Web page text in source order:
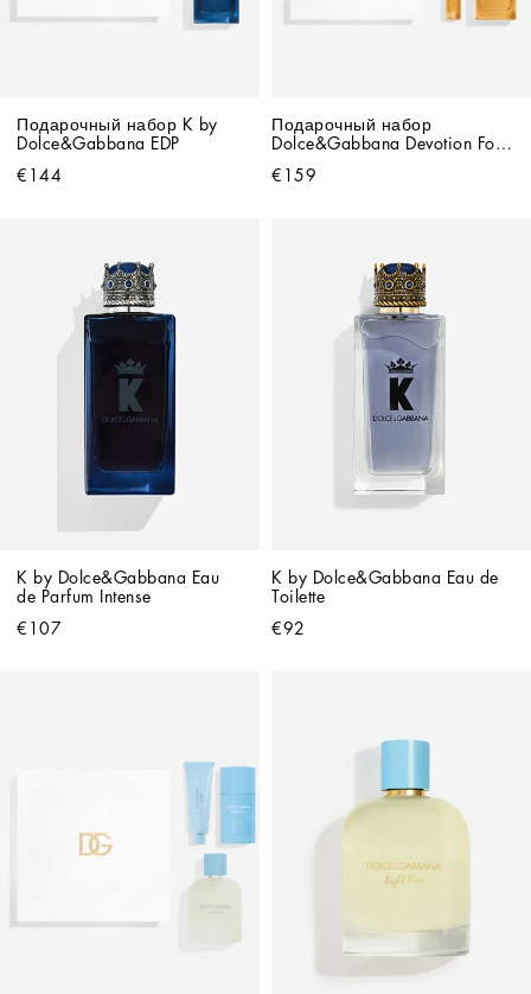
Подарочный набор K by
Dolce&Gabbana EDP
€144
Подарочный набор
Dolce&Gabbana Devotion For
€159
K by Dolce&Gabbana Eau
de Parfum Intense
€107
K by Dolce&Gabbana Eau de
Toilette
€92